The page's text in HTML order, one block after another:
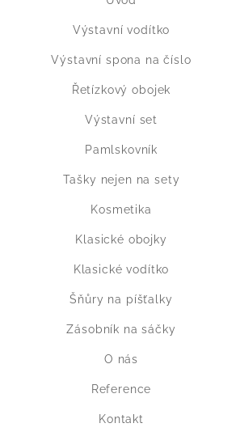
Výstavní vodítko
Výstavní spona na číslo
Řetízkový obojek
Výstavní set
Pamlskovník
Tašky nejen na sety
Kosmetika
Klasické obojky
Klasické vodítko
Šňůry na píšťalky
Zásobník na sáčky
O nás
Reference
Kontakt